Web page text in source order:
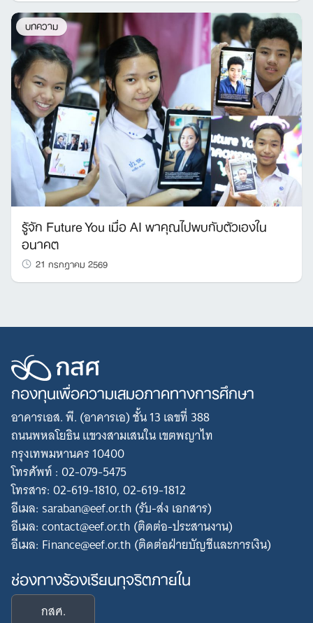
บทความ
รู้จัก Future You เมื่อ AI พาคุณไปพบกับตัวเองใน
อนาคต
21 กรกฎาคม 2569
กองทุนเพื่อความเสมอภาคทางการศึกษา
อาคารเอส. พี. (อาคารเอ) ชั้น 13 เลขที่ 388
ถนนพหลโยธิน แขวงสามเสนใน เขตพญาไท
กรุงเทพมหานคร 10400
โทรศัพท์ : 02-079-5475
โทรสาร: 02-619-1810, 02-619-1812
อีเมล: saraban@eef.or.th (รับ-ส่ง เอกสาร)
อีเมล: contact@eef.or.th (ติดต่อ-ประสานงาน)
อีเมล: Finance@eef.or.th (ติดต่อฝ่ายบัญชีและการเงิน)
ช่องทางร้องเรียนทุจริตภายใน
กสศ.